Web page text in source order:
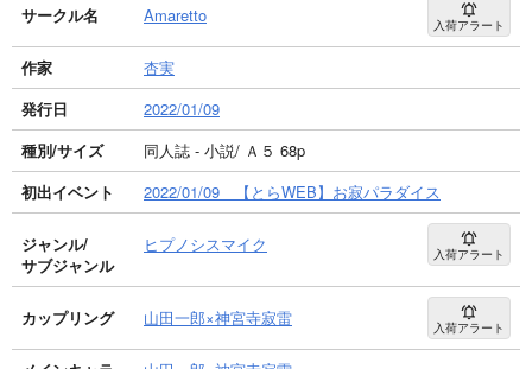
サークル名 Amaretto 入荷アラート
作家
杏実
発行日
2022/01/09
種別/サイズ
同人誌 - 小説/ Ａ５ 68p
初出イベント
2022/01/09 【とらWEB】お寂パラダイス
ジャンル/
サブジャンル
ヒプノシスマイク 入荷アラート
カップリング 山田一郎×神宮寺寂雷 入荷アラート